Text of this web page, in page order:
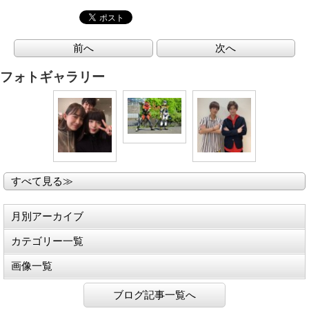
前へ 次へ
フォトギャラリー
すべて見る≫
月別アーカイブ
カテゴリー一覧
画像一覧
ブログ記事一覧へ